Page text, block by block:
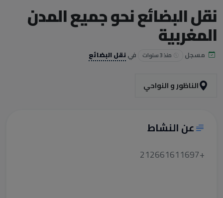
نقل البضائع نحو جميع المدن
المغربية
مسجل منذ 3 سنوات فينقل البضائع
الناظور و النواحي
عن النشاط
+212661611697